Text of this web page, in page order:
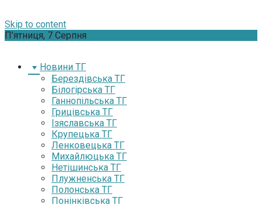
Skip to content
П’ятниця, 7 Серпня
Новини ТГ
Берездівська ТГ
Білогірська ТГ
Ганнопільська ТГ
Грицівська ТГ
Ізяславська ТГ
Крупецька ТГ
Ленковецька ТГ
Михайлюцька ТГ
Нетішинська ТГ
Плужненська ТГ
Полонська ТГ
Понінківська ТГ